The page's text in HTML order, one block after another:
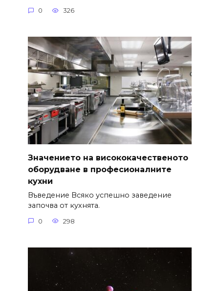
0 326
Значението на висококачественото
оборудване в професионалните
кухни
Въведение Всяко успешно заведение
започва от кухнята.
0 298